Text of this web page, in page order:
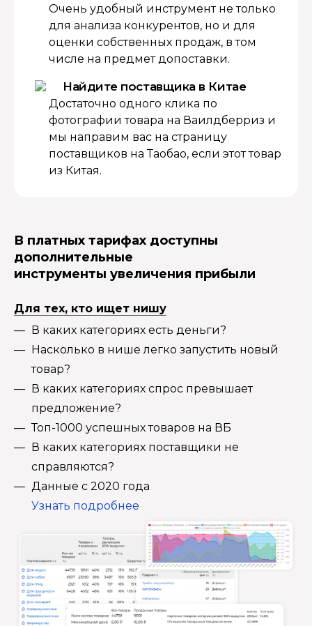
Очень удобный инструмент не только
для анализа конкурентов, но и для
оценки собственных продаж, в том
числе на предмет допоставки.
Найдите поставщика в Китае
Достаточно одного клика по
фотографии товара на Ваилдберриз и
мы направим вас на страницу
поставщиков на Таобао, если этот товар
из Китая.
В платных тарифах доступны
дополнительные
инструменты увеличения прибыли
Для тех, кто ищет нишу
В каких категориях есть деньги?
Насколько в нише легко запустить новый
товар?
В каких категориях спрос превышает
предложение?
Топ-1000 успешных товаров на ВБ
В каких категориях поставщики не
справляются?
Данные с 2020 года
Узнать подробнее